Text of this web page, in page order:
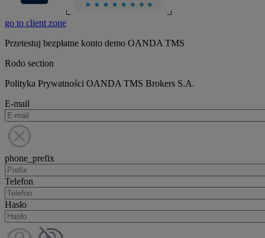
go to client zone
Przetestuj bezpłatne konto demo OANDA TMS
Rodo section
Polityka Prywatności OANDA TMS Brokers S.A.
E-mail
phone_prefix
Telefon
Hasło